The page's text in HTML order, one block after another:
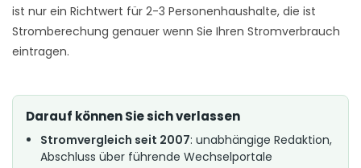
ist nur ein Richtwert für 2-3 Personenhaushalte, die ist
Stromberechung genauer wenn Sie Ihren Stromverbrauch
eintragen.
Darauf können Sie sich verlassen
Stromvergleich seit 2007: unabhängige Redaktion,
Abschluss über führende Wechselportale